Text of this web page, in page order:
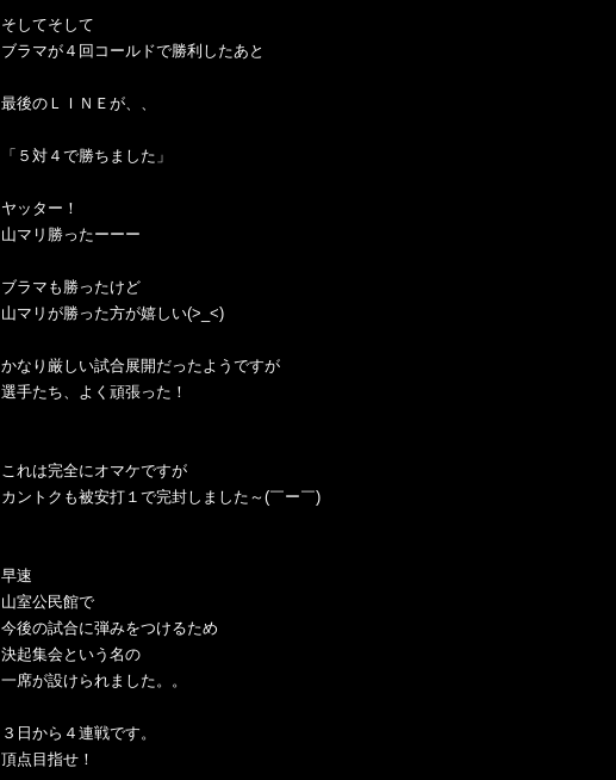
そしてそして
ブラマが４回コールドで勝利したあと
最後のＬＩＮＥが、、
「５対４で勝ちました」
ヤッター！
山マリ勝ったーーー
ブラマも勝ったけど
山マリが勝った方が嬉しい(>_<)
かなり厳しい試合展開だったようですが
選手たち、よく頑張った！
これは完全にオマケですが
カントクも被安打１で完封しました～(￣ー￣)
早速
山室公民館で
今後の試合に弾みをつけるため
決起集会という名の
一席が設けられました。。
３日から４連戦です。
頂点目指せ！